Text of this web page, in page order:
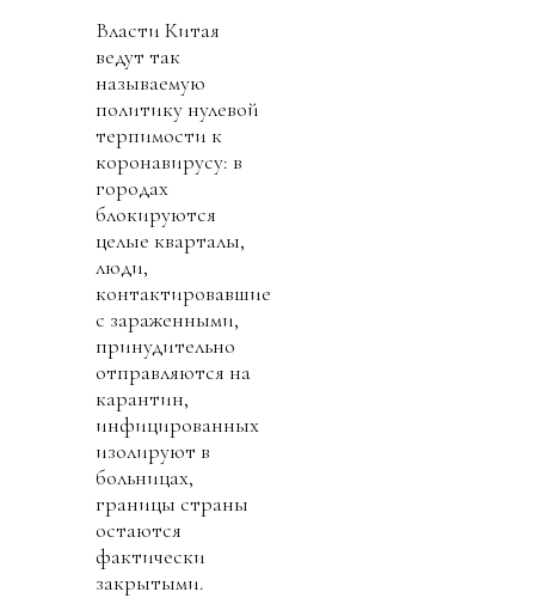
Власти Китая
ведут так
называемую
политику нулевой
терпимости к
коронавирусу: в
городах
блокируются
целые кварталы,
люди,
контактировавшие
с зараженными,
принудительно
отправляются на
карантин,
инфицированных
изолируют в
больницах,
границы страны
остаются
фактически
закрытыми.